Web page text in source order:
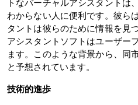
トなバーチャルアシスタントは
わからない人に便利です。彼ら
タントは彼らのために情報を見
アシスタントソフトはユーザー
ます。このような背景から、同
と予想されています。
技術的進歩